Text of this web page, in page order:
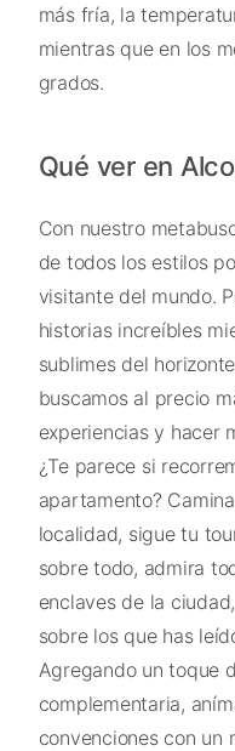
más fría, la
mientras que en los
grados.
Qué ver en
Con nuestro
de todos los estilos
visitante del mundo.
historias increíbles
sublimes del
buscamos al precio
experiencias y hacer
¿Te parece si
apartamento?
localidad, sigue tu
sobre todo, admira
enclaves de la
sobre los que has
Agregando un toque
complementaria,
convenciones con un